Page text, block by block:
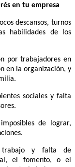
en tu empresa
descansos, turnos
habilidades de los
por trabajadores en
en la organización, y
sociales y falta
de lograr,
trabajo y falta de
el fomento, o el